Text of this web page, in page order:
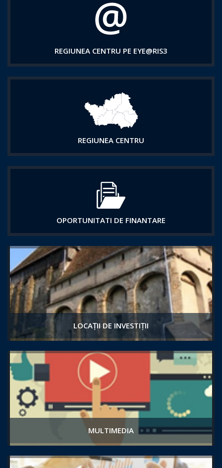
REGIUNEA CENTRU PE EYE@RIS3
REGIUNEA CENTRU
OPORTUNITATI DE FINANTARE
LOCAȚII DE INVESTIȚII
MULTIMEDIA